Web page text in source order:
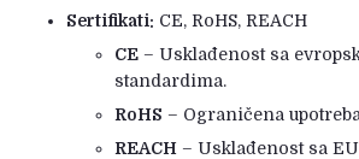
Sertifikati: CE, RoHS, REACH
CE – Usklađenost sa
standardima.
RoHS – Ograničena
REACH – Usklađenost sa